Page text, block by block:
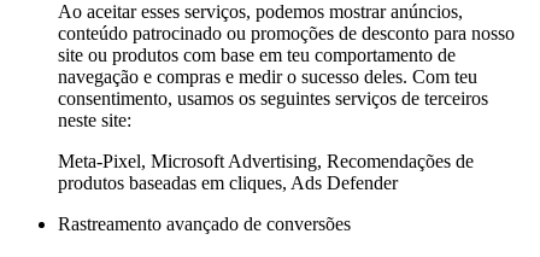
Ao aceitar esses serviços, podemos mostrar anúncios,
conteúdo patrocinado ou promoções de desconto para nosso
site ou produtos com base em teu comportamento de
navegação e compras e medir o sucesso deles. Com teu
consentimento, usamos os seguintes serviços de terceiros
neste site:
Meta-Pixel, Microsoft Advertising, Recomendações de
produtos baseadas em cliques, Ads Defender
Rastreamento avançado de conversões